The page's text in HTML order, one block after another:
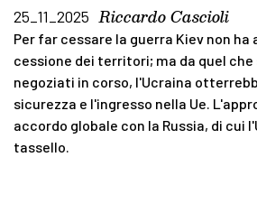
25_11_2025 Riccardo Cascioli
Per far cessare la guerra Kiev non
cessione dei territori; ma da quel che
negoziati in corso, l'Ucraina
sicurezza e l'ingresso nella Ue.
accordo globale con la Russia, di cui
tassello.